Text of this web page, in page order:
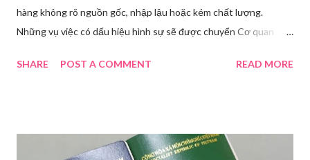
hàng không rõ nguồn gốc, nhập lậu hoặc kém chất lượng.
Những vụ việc có dấu hiệu hình sự sẽ được chuyển Cơ quan
Hoài Nam đã ký ban hành Kế hoạch số 4316/KH-SYT về việc
trạng kinh doanh mỹ phẩm thật - giả lẫn lộn. Để chấn chỉnh, Sở Y
SHARE POST A COMMENT READ MORE